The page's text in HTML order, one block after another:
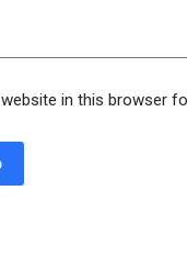
in this browser